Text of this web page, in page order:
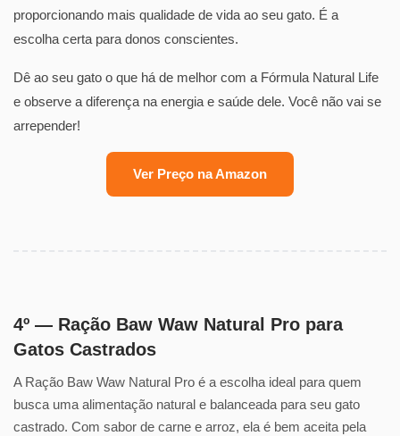
proporcionando mais qualidade de vida ao seu gato. É a
escolha certa para donos conscientes.
Dê ao seu gato o que há de melhor com a Fórmula Natural Life
e observe a diferença na energia e saúde dele. Você não vai se
arrepender!
Ver Preço na Amazon
4º — Ração Baw Waw Natural Pro para
Gatos Castrados
A Ração Baw Waw Natural Pro é a escolha ideal para quem
busca uma alimentação natural e balanceada para seu gato
castrado. Com sabor de carne e arroz, ela é bem aceita pela